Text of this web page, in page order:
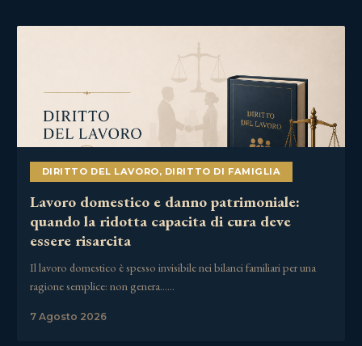
DIRITTO DEL LAVORO, DIRITTO DI FAMIGLIA
Lavoro domestico e danno patrimoniale:
quando la ridotta capacita di cura deve
essere risarcita
Il lavoro domestico è spesso invisibile nei bilanci familiari per una
ragione semplice: non genera……
7 Agosto 2026